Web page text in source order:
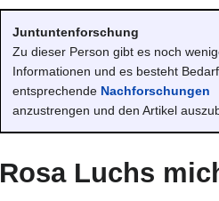
Zur
Navigation
springen
Zur
Suche
springen
Juntuntenforschung
Zu dieser Person gibt es noch
Informationen und es besteht Bedarf
entsprechende Nachforschungen
anzustrengen und den Artikel
Rosa Luchs